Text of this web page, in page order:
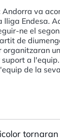
va
lliga Endesa.
ne el
de
organitzaran
a l'equip.
de la